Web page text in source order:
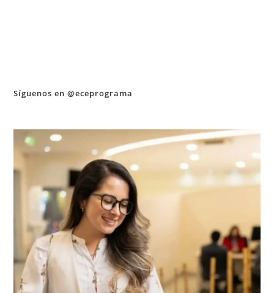
Síguenos en @eceprograma